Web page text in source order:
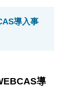
導入事
導